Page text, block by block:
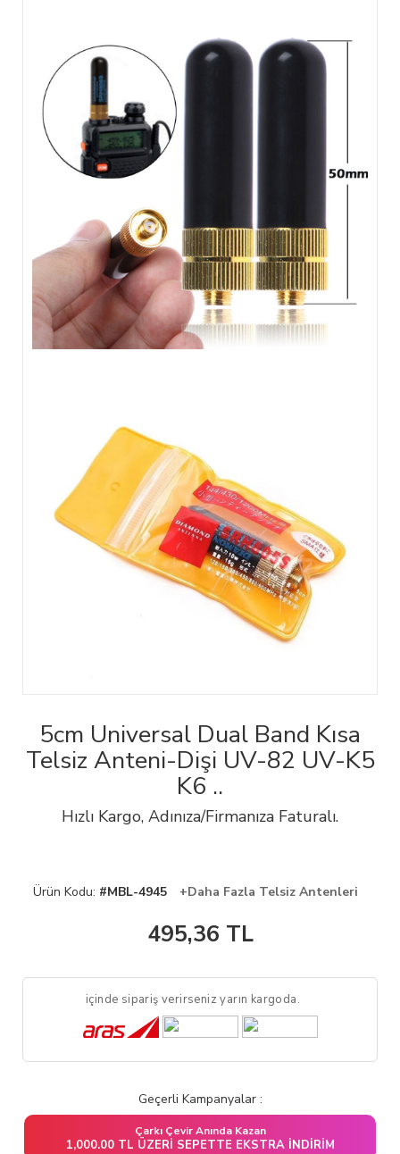
5cm Universal Dual Band Kısa
Telsiz Anteni-Dişi UV-82 UV-K5
K6 ..
Hızlı Kargo, Adınıza/Firmanıza Faturalı.
Ürün Kodu: #MBL-4945 +Daha Fazla Telsiz Antenleri
495,36 TL
içinde sipariş verirseniz yarın kargoda.
Geçerli Kampanyalar :
Çarkı Çevir Anında Kazan
1,000.00 TL ÜZERI SEPETTE EKSTRA İNDIRIM